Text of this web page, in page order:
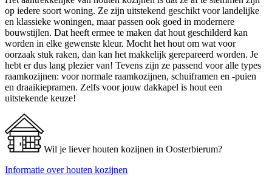
op iedere soort woning. Ze zijn uitstekend geschikt voor landelijke
en klassieke woningen, maar passen ook goed in modernere
bouwstijlen. Dat heeft ermee te maken dat hout geschilderd kan
worden in elke gewenste kleur. Mocht het hout om wat voor
oorzaak stuk raken, dan kan het makkelijk gerepareerd worden. Je
hebt er dus lang plezier van! Tevens zijn ze passend voor alle types
raamkozijnen: voor normale raamkozijnen, schuiframen en -puien
en draaikiepramen. Zelfs voor jouw dakkapel is hout een
uitstekende keuze!
Wil je liever houten kozijnen in Oosterbierum?
Informatie over houten kozijnen